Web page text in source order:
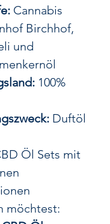
Cannabis
Birchhof,
und
100%
Duftöl
Öl Sets mit
möchtest: